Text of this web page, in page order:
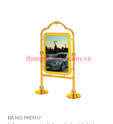
BẢNG MENU